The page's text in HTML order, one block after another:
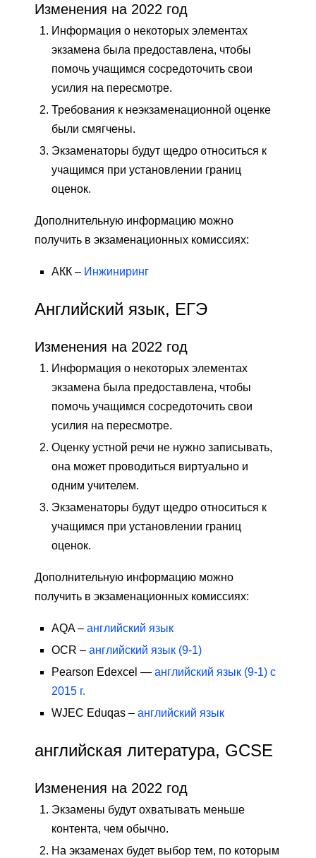
Изменения на 2022 год
Информация о некоторых элементах
экзамена была предоставлена, чтобы
помочь учащимся сосредоточить свои
усилия на пересмотре.
Требования к неэкзаменационной оценке
были смягчены.
Экзаменаторы будут щедро относиться к
учащимся при установлении границ
оценок.
Дополнительную информацию можно
получить в экзаменационных комиссиях:
АКК – Инжиниринг
Английский язык, ЕГЭ
Изменения на 2022 год
Информация о некоторых элементах
экзамена была предоставлена, чтобы
помочь учащимся сосредоточить свои
усилия на пересмотре.
Оценку устной речи не нужно записывать,
она может проводиться виртуально и
одним учителем.
Экзаменаторы будут щедро относиться к
учащимся при установлении границ
оценок.
Дополнительную информацию можно
получить в экзаменационных комиссиях:
AQA – английский язык
OCR – английский язык (9-1)
Pearson Edexcel — английский язык (9-1) с
2015 г.
WJEC Eduqas – английский язык
английская литература, GCSE
Изменения на 2022 год
Экзамены будут охватывать меньше
контента, чем обычно.
На экзаменах будет выбор тем, по которым